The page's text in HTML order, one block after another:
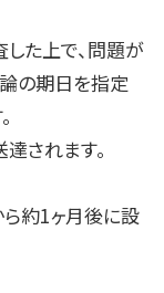
た上で、問題が
の期日を指定
されます。
約1ヶ月後に設